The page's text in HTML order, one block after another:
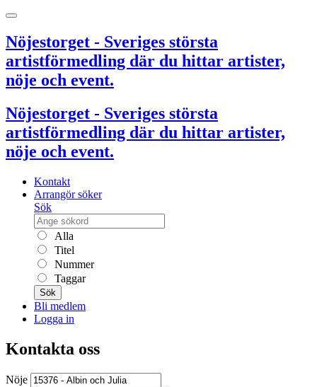
Nöjestorget - Sveriges största
artistförmedling där du hittar artister,
nöje och event.
Nöjestorget - Sveriges största
artistförmedling där du hittar artister,
nöje och event.
Kontakt
Arrangör söker
Sök
Alla
Titel
Nummer
Taggar
Sök
Bli medlem
Logga in
Kontakta oss
Nöje